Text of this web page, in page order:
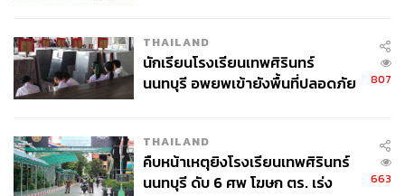
THAILAND
นักเรียนโรงเรียนเทพศิรินทร์
นนทบุรี อพยพเข้ายังพื้นที่ปลอดภัย
807
THAILAND
คืบหน้าเหตุยิงโรงเรียนเทพศิรินทร์
นนทบุรี ดับ 6 ศพ โฆษก ตร. เร่ง
663